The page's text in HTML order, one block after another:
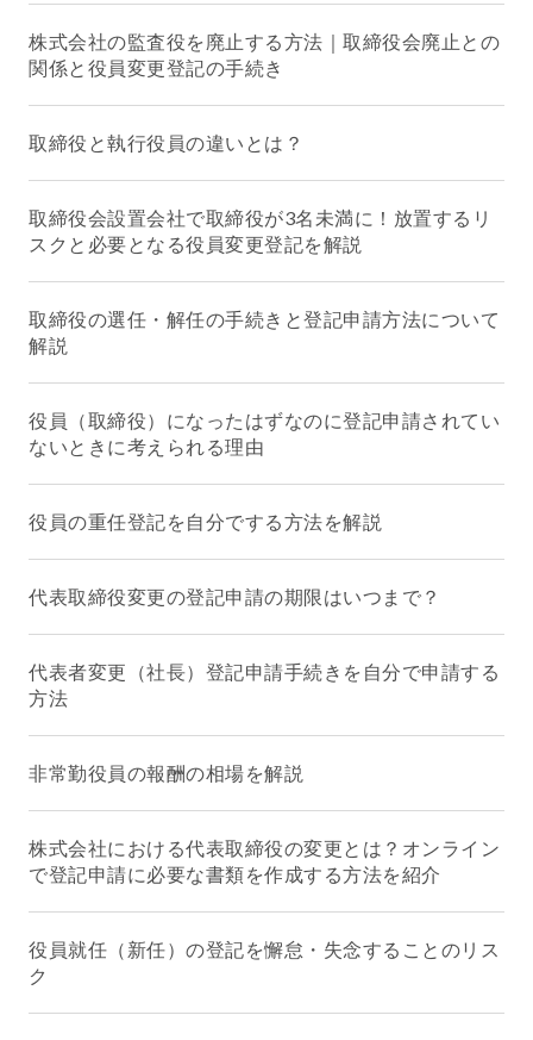
株式会社の監査役を廃止する方法｜取締役会廃止との
関係と役員変更登記の手続き
取締役と執行役員の違いとは？
取締役会設置会社で取締役が3名未満に！放置するリ
スクと必要となる役員変更登記を解説
取締役の選任・解任の手続きと登記申請方法について
解説
役員（取締役）になったはずなのに登記申請されてい
ないときに考えられる理由
役員の重任登記を自分でする方法を解説
代表取締役変更の登記申請の期限はいつまで？
代表者変更（社長）登記申請手続きを自分で申請する
方法
非常勤役員の報酬の相場を解説
株式会社における代表取締役の変更とは？オンライン
で登記申請に必要な書類を作成する方法を紹介
役員就任（新任）の登記を懈怠・失念することのリス
ク